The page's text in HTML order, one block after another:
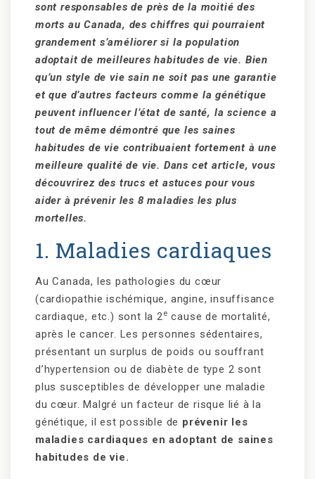
sont responsables de près de la moitié des
morts au Canada, des chiffres qui pourraient
grandement s’améliorer si la population
adoptait de meilleures habitudes de vie. Bien
qu’un style de vie sain ne soit pas une garantie
et que d’autres facteurs comme la génétique
peuvent influencer l’état de santé, la science a
tout de même démontré que les saines
habitudes de vie contribuaient fortement à une
meilleure qualité de vie. Dans cet article, vous
découvrirez des trucs et astuces pour vous
aider à prévenir les 8 maladies les plus
mortelles.
1. Maladies cardiaques
Au Canada, les pathologies du cœur
(cardiopathie ischémique, angine, insuffisance
cardiaque, etc.) sont la 2e cause de mortalité,
après le cancer. Les personnes sédentaires,
présentant un surplus de poids ou souffrant
d’hypertension ou de diabète de type 2 sont
plus susceptibles de développer une maladie
du cœur. Malgré un facteur de risque lié à la
génétique, il est possible de prévenir les
maladies cardiaques en adoptant de saines
habitudes de vie.